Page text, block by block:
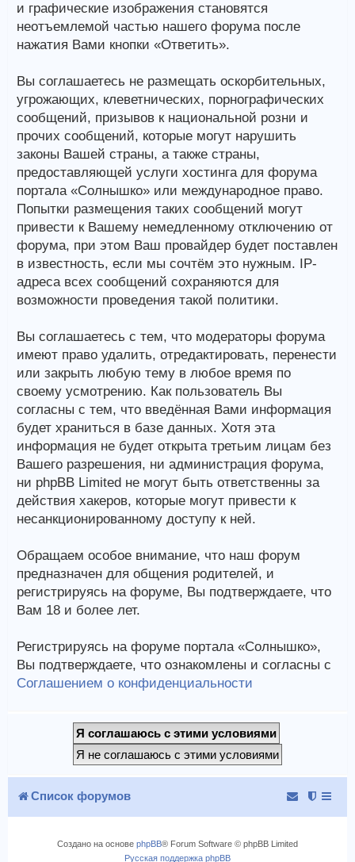
и графические изображения становятся
неотъемлемой частью нашего форума после
нажатия Вами кнопки «Ответить».
Вы соглашаетесь не размещать оскорбительных,
угрожающих, клеветнических, порнографических
сообщений, призывов к национальной розни и
прочих сообщений, которые могут нарушить
законы Вашей страны, а также страны,
предоставляющей услуги хостинга для форума
портала «Солнышко» или международное право.
Попытки размещения таких сообщений могут
привести к Вашему немедленному отключению от
форума, при этом Ваш провайдер будет поставлен
в известность, если мы сочтём это нужным. IP-
адреса всех сообщений сохраняются для
возможности проведения такой политики.
Вы соглашаетесь с тем, что модераторы форума
имеют право удалить, отредактировать, перенести
или закрыть любую тему в любое время по
своему усмотрению. Как пользователь Вы
согласны с тем, что введённая Вами информация
будет храниться в базе данных. Хотя эта
информация не будет открыта третьим лицам без
Вашего разрешения, ни администрация форума,
ни phpBB Limited не могут быть ответственны за
действия хакеров, которые могут привести к
несанкционированному доступу к ней.
Обращаем особое внимание, что наш форум
предназначен для общения родителей, и
регистрируясь на форуме, Вы подтверждаете, что
Вам 18 и более лет.
Регистрируясь на форуме портала «Солнышко»,
Вы подтверждаете, что ознакомлены и согласны с
Соглашением о конфиденциальности
Список форумов
Создано на основе phpBB® Forum Software © phpBB Limited
Русская поддержка phpBB